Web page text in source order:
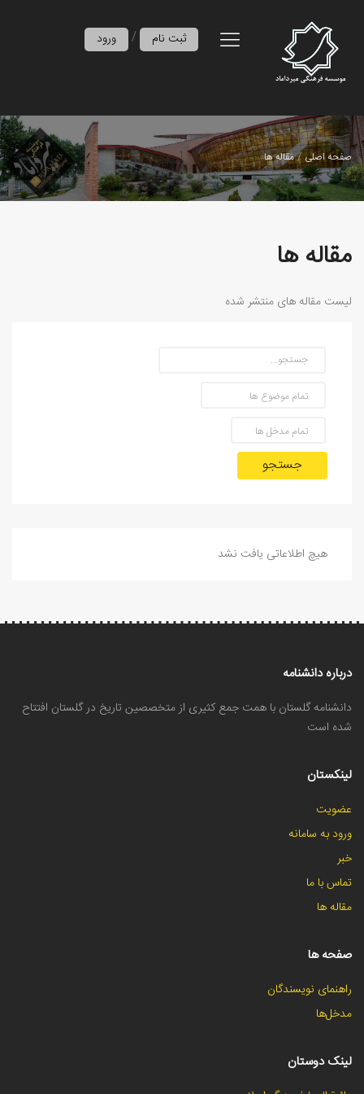
ورود / ثبت نام
صفحه اصلی مقاله ها
مقاله ها
لیست مقاله های منتشر شده
جستجو
هیچ اطلاعاتی یافت نشد
درباره دانشنامه
دانشنامه گلستان با همت جمع کثیری از متخصصین تاریخ در گلستان افتتاح
شده است
لینکستان
عضویت
ورود به سامانه
خبر
تماس با ما
مقاله ها
صفحه ها
راهنمای نویسندگان
مدخل‌ها
لینک دوستان